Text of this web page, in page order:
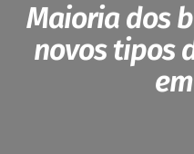
Maioria dos
novos tipos